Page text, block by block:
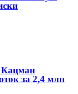
Кацман
за 2,4 млн